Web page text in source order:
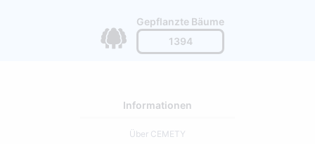
Gepflanzte Bäume
1394
Informationen
Über CEMETY